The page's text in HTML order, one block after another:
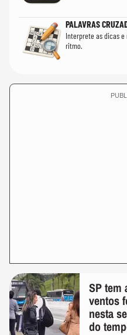
PALAVRAS
Interprete as dicas
ritmo.
SP tem
ventos
nesta
do